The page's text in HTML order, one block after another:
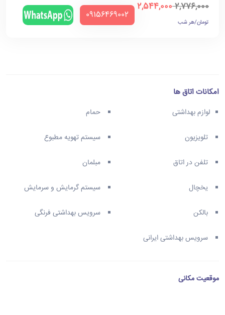
2,776,000
2,544,000
تومان/هر شب
‪09156469002‬
امکانات اتاق ها
لوازم بهداشتی حمام
تلویزیون سیستم تهویه مطبوع
تلفن در اتاق مبلمان
یخچال سیستم گرمایش و سرمایش
بالکن سرویس بهداشتی فرنگی
سرویس بهداشتی ایرانی
موقعیت مکانی